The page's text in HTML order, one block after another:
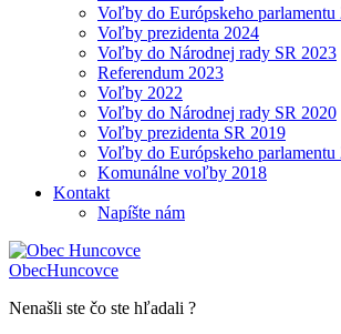
Voľby do Európskeho parlamentu
Voľby prezidenta 2024
Voľby do Národnej rady SR 2023
Referendum 2023
Voľby 2022
Voľby do Národnej rady SR 2020
Voľby prezidenta SR 2019
Voľby do Európskeho parlamentu
Komunálne voľby 2018
Kontakt
Napíšte nám
ObecHuncovce
Nenašli ste čo ste hľadali ?